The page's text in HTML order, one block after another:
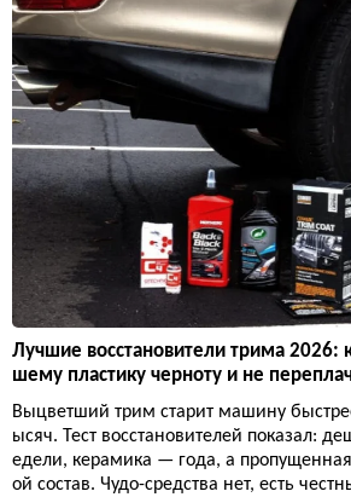
Лучшие восстановители трима 2026:
шему пластику черноту и не
Выцветший трим старит машину
ысяч. Тест восстановителей показал:
едели, керамика — года, а
ой состав. Чудо-средства нет, есть